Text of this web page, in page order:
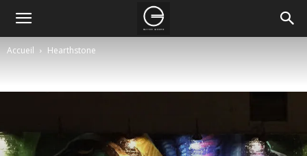
Accueil Hearthstone